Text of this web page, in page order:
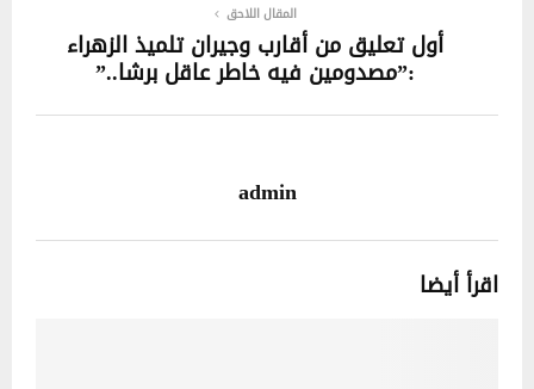
المقال اللاحق
أول تعليق من أقارب وجيران تلميذ الزهراء
:”مصدومين فيه خاطر عاقل برشا..”
admin
اقرأ أيضا